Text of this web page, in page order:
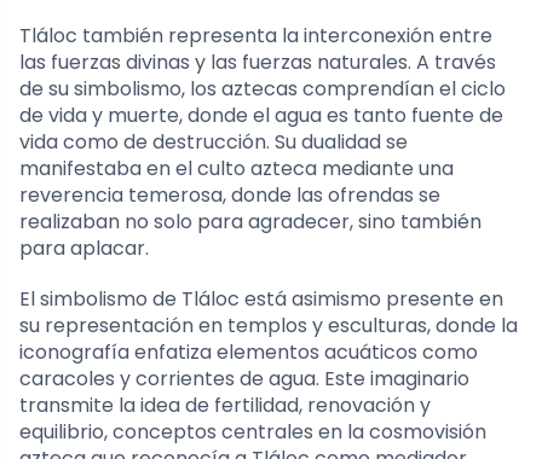
Tláloc también representa la interconexión entre
las fuerzas divinas y las fuerzas naturales. A través
de su simbolismo, los aztecas comprendían el ciclo
de vida y muerte, donde el agua es tanto fuente de
vida como de destrucción. Su dualidad se
manifestaba en el culto azteca mediante una
reverencia temerosa, donde las ofrendas se
realizaban no solo para agradecer, sino también
para aplacar.
El simbolismo de Tláloc está asimismo presente en
su representación en templos y esculturas, donde la
iconografía enfatiza elementos acuáticos como
caracoles y corrientes de agua. Este imaginario
transmite la idea de fertilidad, renovación y
equilibrio, conceptos centrales en la cosmovisión